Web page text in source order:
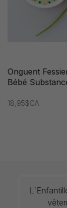
Onguent
Bébé
18,95$CA